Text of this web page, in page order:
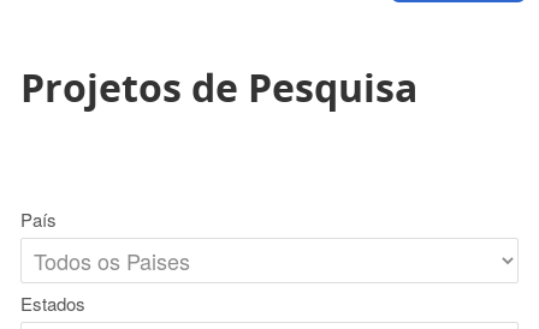
Projetos de Pesquisa
País
Estados